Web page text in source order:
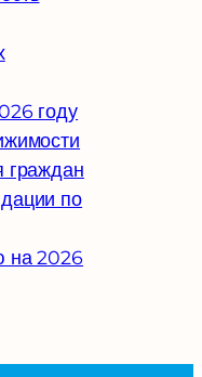
году
граждан
по
на 2026